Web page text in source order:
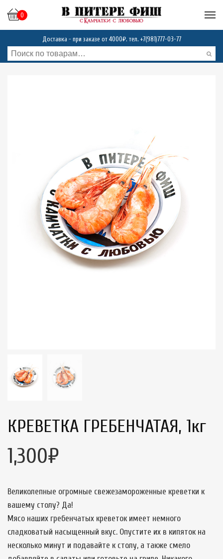
0
Доставка - при заказе от 4000₽. тел. +7(981)777-03-77
КРЕВЕТКА ГРЕБЕНЧАТАЯ, 1кг
1,300₽
Великолепные огромные свежезамороженные креветки к
вашему столу? Да!
Мясо наших гребенчатых креветок имеет немного
сладковатый насыщенный вкус. Опустите их в кипяток на
несколько минут и подавайте к столу, а также смело